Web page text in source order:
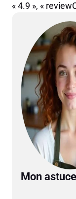
« 4.9 », «
Mon